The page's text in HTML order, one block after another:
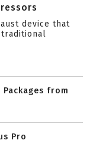
device that
from
Pro